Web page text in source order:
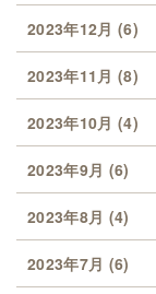
2023年12月 (6)
2023年11月 (8)
2023年10月 (4)
2023年9月 (6)
2023年8月 (4)
2023年7月 (6)